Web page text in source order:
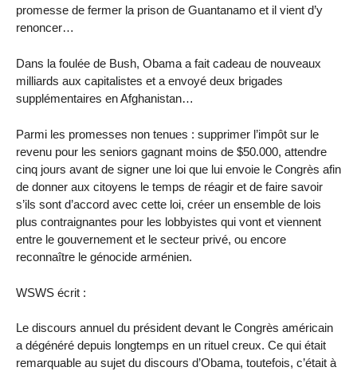
promesse de fermer la prison de Guantanamo et il vient d’y
renoncer…
Dans la foulée de Bush, Obama a fait cadeau de nouveaux
milliards aux capitalistes et a envoyé deux brigades
supplémentaires en Afghanistan…
Parmi les promesses non tenues : supprimer l’impôt sur le
revenu pour les seniors gagnant moins de $50.000, attendre
cinq jours avant de signer une loi que lui envoie le Congrès afin
de donner aux citoyens le temps de réagir et de faire savoir
s’ils sont d’accord avec cette loi, créer un ensemble de lois
plus contraignantes pour les lobbyistes qui vont et viennent
entre le gouvernement et le secteur privé, ou encore
reconnaître le génocide arménien.
WSWS écrit :
Le discours annuel du président devant le Congrès américain
a dégénéré depuis longtemps en un rituel creux. Ce qui était
remarquable au sujet du discours d’Obama, toutefois, c’était à